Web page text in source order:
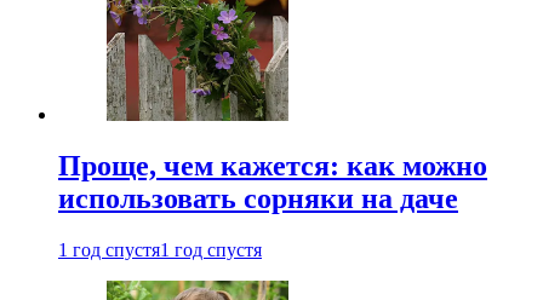
Проще, чем кажется: как можно
использовать сорняки на даче
1 год спустя1 год спустя